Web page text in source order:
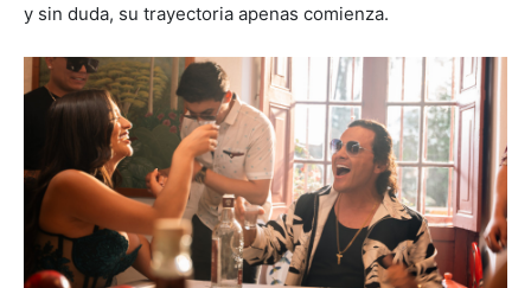
y sin duda, su trayectoria apenas comienza.